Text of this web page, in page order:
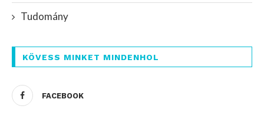
Tudomány
KÖVESS MINKET MINDENHOL
FACEBOOK